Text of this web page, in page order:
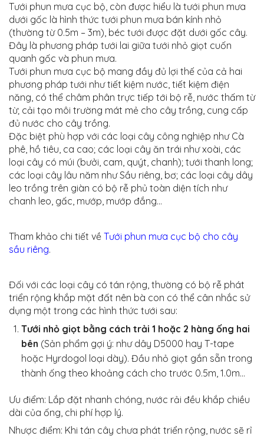
Tưới phun mưa cục bộ, còn được hiểu là tưới phun mưa
dưới gốc là hình thức tưới phun mưa bán kính nhỏ
(thường từ 0.5m – 3m), béc tưới được đặt dưới gốc cây.
Đây là phương pháp tưới lai giữa tưới nhỏ giọt cuốn
quanh gốc và phun mưa.
Tưới phun mưa cục bộ mang đầy đủ lợi thế của cả hai
phương pháp tưới như tiết kiệm nước, tiết kiệm điện
năng, có thể châm phân trực tiếp tới bộ rễ, nước thấm từ
từ; cải tạo môi trường mát mẻ cho cây trồng, cung cấp
đủ nước cho cây trồng.
Đặc biệt phù hợp với các loại cây công nghiệp như Cà
phê, hồ tiêu, ca cao; các loại cây ăn trái như xoài, các
loại cây có múi (bưởi, cam, quýt, chanh); tưới thanh long;
các loại cây lâu năm như Sầu riêng, bơ; các loại cây dây
leo trồng trên giàn có bộ rễ phủ toàn diện tích như
chanh leo, gấc, mướp, mướp đắng…
Tham khảo chi tiết về Tưới phun mưa cục bộ cho cây
sầu riêng.
Đối với các loại cây có tán rộng, thường có bộ rễ phát
triển rộng khắp mặt đất nên bà con có thể cân nhắc sử
dụng một trong các hình thức tưới sau:
Tưới nhỏ giọt bằng cách trải 1 hoặc 2 hàng ống hai
bên (Sản phẩm gợi ý: như dây D5000 hay T-tape
hoặc Hyrdogol loại dày). Đầu nhỏ giọt gắn sẵn trong
thành ống theo khoảng cách cho trước 0.5m, 1.0m…
Ưu điểm: Lắp đặt nhanh chóng, nước rải đều khắp chiều
dài của ống, chi phí hợp lý.
Nhược điểm: Khi tán cây chưa phát triển rộng, nước sẽ rỉ